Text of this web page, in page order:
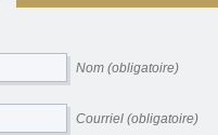
Nom (obligatoire)
Courriel (obligatoire)